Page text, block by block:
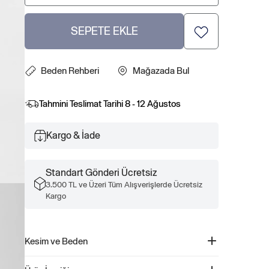
SEPETE EKLE
Beden Rehberi Mağazada Bul
Tahmini Teslimat Tarihi8 - 12 Ağustos
Kargo & İade
Standart Gönderi Ücretsiz
3.500 TL ve Üzeri Tüm Alışverişlerde Ücretsiz
Kargo
Kesim ve Beden